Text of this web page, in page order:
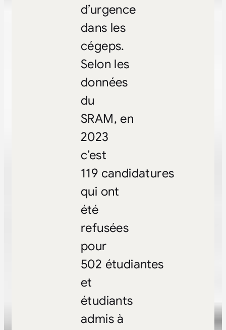
d’urgence
dans les
cégeps.
Selon les
données
du
SRAM, en
2023
c’est
119 candidatures
qui ont
été
refusées
pour
502 étudiantes
et
étudiants
admis à